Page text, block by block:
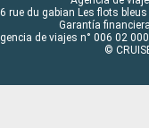
rue du gabian Les flots
Garantía
de viajes n° 006 02
©